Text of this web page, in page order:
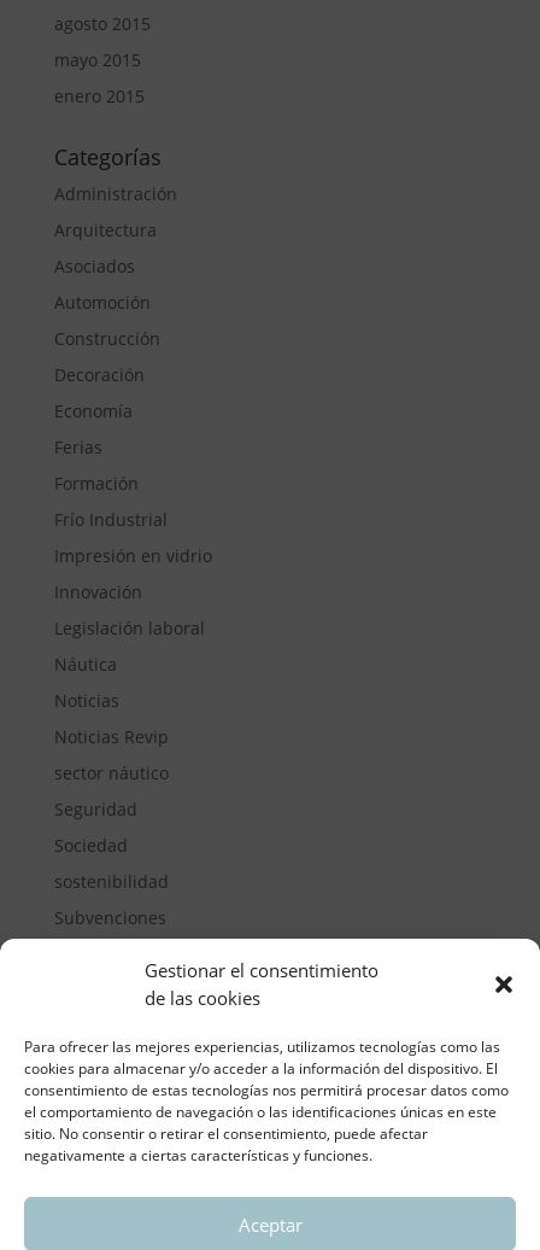
Gestionar el consentimiento
de las cookies
Para ofrecer las mejores experiencias, utilizamos tecnologías como las
cookies para almacenar y/o acceder a la información del dispositivo. El
consentimiento de estas tecnologías nos permitirá procesar datos como
el comportamiento de navegación o las identificaciones únicas en este
sitio. No consentir o retirar el consentimiento, puede afectar
negativamente a ciertas características y funciones.
Aceptar
agosto 2015
mayo 2015
enero 2015
Categorías
Administración
Arquitectura
Asociados
Automoción
Construcción
Decoración
Economía
Ferias
Formación
Frío Industrial
Impresión en vidrio
Innovación
Legislación laboral
Náutica
Noticias
Noticias Revip
sector náutico
Seguridad
Sociedad
sostenibilidad
Subvenciones
ASOCIACIÓN REGIONAL VALENCIANA DE